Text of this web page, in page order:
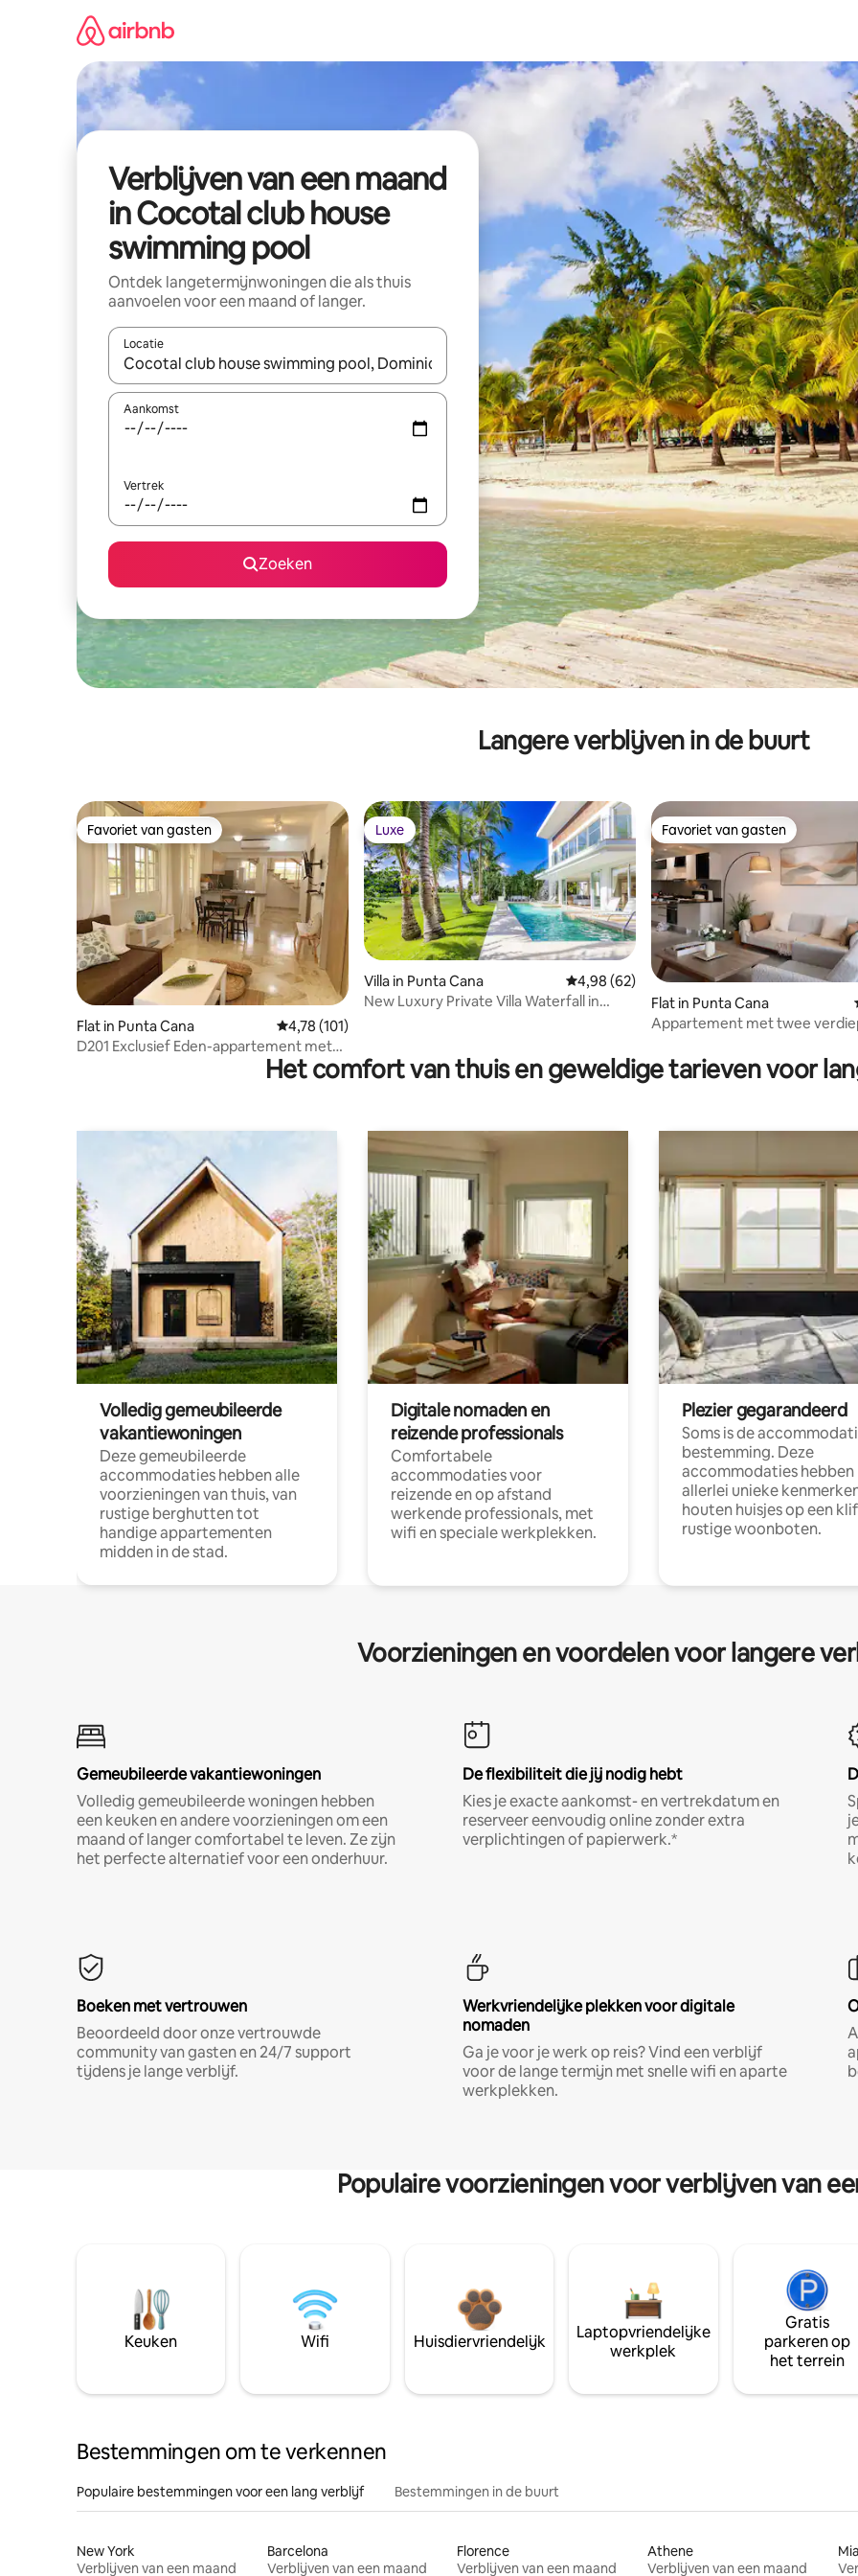
Verblijven van een maand
in Cocotal club house
swimming pool
Ontdek langetermijnwoningen die als thuis
aanvoelen voor een maand of langer.
Locatie
Wanneer er resultaten beschikbaar zijn, maak je een keuze met je de pijltjestoetsen omhoog en omlaag, óf door te
Aankomst
Vertrek
Zoeken
Langere verblijven in de buurt
Favoriet van gasten
Favoriet van gasten
Flat in Punta Cana Gemiddelde beoordeling van 4,78 op 5, 101 recensies
4,78 (101)
D201 Exclusief Eden-appartement met
Luxe
Luxe
Villa in Punta Cana Gemiddelde beoordeling van 4,98 op 5, 62
4,98 (62)
New Luxury Private Villa Waterfall in
Favoriet van gasten
Favoriet van gasten
Flat in Punta Cana
Appartement met twee
- Golf
Het comfort van thuis en geweldige tarieven voor
Volledig gemeubileerde
vakantiewoningen
Deze gemeubileerde
accommodaties hebben alle
voorzieningen van thuis, van
rustige berghutten tot
handige appartementen
midden in de stad.
Digitale nomaden en
reizende professionals
Comfortabele
accommodaties voor
reizende en op afstand
werkende professionals, met
wifi en speciale werkplekken.
Plezier gegarandeerd
Soms is de
bestemming. Deze
accommodaties hebben
allerlei unieke
houten huisjes op een
rustige woonboten.
Voorzieningen en voordelen voor langere
Gemeubileerde vakantiewoningen
Volledig gemeubileerde woningen hebben
een keuken en andere voorzieningen om een
maand of langer comfortabel te leven. Ze zijn
het perfecte alternatief voor een onderhuur.
De flexibiliteit die jij nodig hebt
Kies je exacte aankomst- en vertrekdatum en
reserveer eenvoudig online zonder extra
verplichtingen of papierwerk.*
Boeken met vertrouwen
Beoordeeld door onze vertrouwde
community van gasten en 24/7 support
tijdens je lange verblijf.
Werkvriendelijke plekken voor digitale
nomaden
Ga je voor je werk op reis? Vind een verblijf
voor de lange termijn met snelle wifi en aparte
werkplekken.
Populaire voorzieningen voor verblijven van
Keuken Wifi Huisdiervriendelijk
Laptopvriendelijke
werkplek
Gratis
parkeren op
het terrein
Bestemmingen om te verkennen
Populaire bestemmingen voor een lang verblijf Bestemmingen in de buurt
New York
Verblijven van een maand
Barcelona
Verblijven van een maand
Florence
Verblijven van een maand
Athene
Verblijven van een maand